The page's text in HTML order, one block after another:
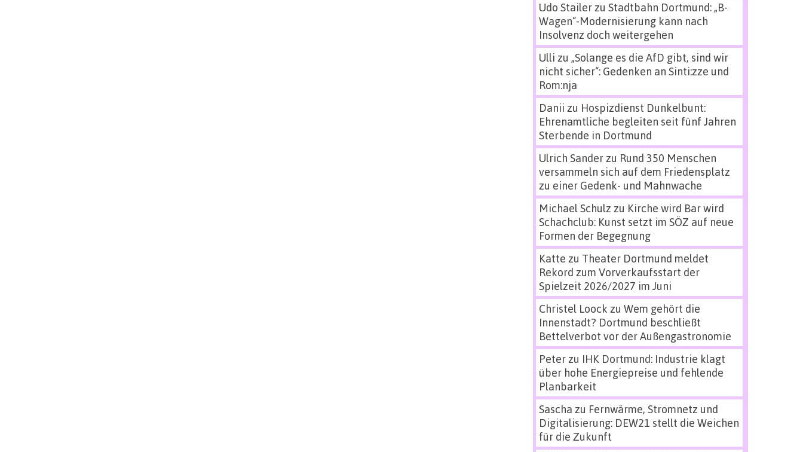
Udo Stailerzu Stadtbahn Dortmund: „B-
Wagen“-Modernisierung kann nach
Insolvenz doch weitergehen
Ulli zu „Solange es die AfD gibt, sind wir
nicht sicher“: Gedenken an Sinti:zze und
Rom:nja
Danii zu Hospizdienst Dunkelbunt:
Ehrenamtliche begleiten seit fünf Jahren
Sterbende in Dortmund
Ulrich Sanderzu Rund 350 Menschen
versammeln sich auf dem Friedensplatz
zu einer Gedenk- und Mahnwache
Michael Schulz zu Kirche wird Bar wird
Schachclub: Kunst setzt im SÖZ auf neue
Formen der Begegnung
Katte zu Theater Dortmund meldet
Rekord zum Vorverkaufsstart der
Spielzeit 2026/2027 im Juni
Christel Loock zu Wem gehört die
Innenstadt? Dortmund beschließt
Bettelverbot vor der Außengastronomie
Peterzu IHK Dortmund: Industrie klagt
über hohe Energiepreise und fehlende
Planbarkeit
Sascha zu Fernwärme, Stromnetz und
Digitalisierung: DEW21 stellt die Weichen
für die Zukunft